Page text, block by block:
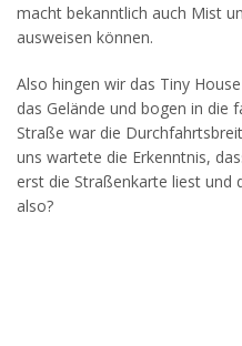
macht bekanntlich auch Mist
ausweisen können.
Also hingen wir das Tiny
das Gelände und bogen in die
Straße war die
uns wartete die Erkenntnis,
erst die Straßenkarte liest und
also?